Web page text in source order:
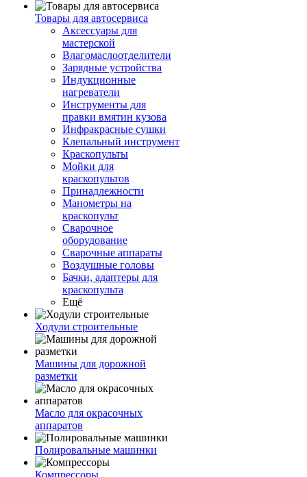
Товары для автосервиса
Аксессуары для
мастерской
Влагомаслоотделители
Зарядные устройства
Индукционные
нагреватели
Инструменты для
правки вмятин кузова
Инфракрасные сушки
Клепальный инструмент
Краскопульты
Мойки для
краскопультов
Принадлежности
Манометры на
краскопульт
Сварочное
оборудование
Сварочные аппараты
Воздушные головы
Бачки, адаптеры для
краскопульта
Ещё
Ходули строительные
Машины для дорожной
разметки
Масло для окрасочных
аппаратов
Полировальные машинки
Компрессоры